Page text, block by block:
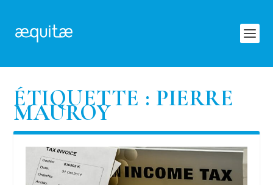
ÉTIQUETTE : PIERRE
MAUROY